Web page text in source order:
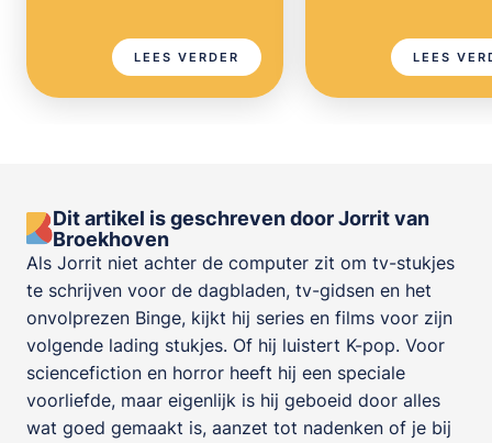
LEES VERDER LEES
Dit artikel is geschreven door Jorrit van
Broekhoven
Als Jorrit niet achter de computer zit om tv-stukjes
te schrijven voor de dagbladen, tv-gidsen en het
onvolprezen Binge, kijkt hij series en films voor zijn
volgende lading stukjes. Of hij luistert K-pop. Voor
sciencefiction en horror heeft hij een speciale
voorliefde, maar eigenlijk is hij geboeid door alles
wat goed gemaakt is, aanzet tot nadenken of je bij